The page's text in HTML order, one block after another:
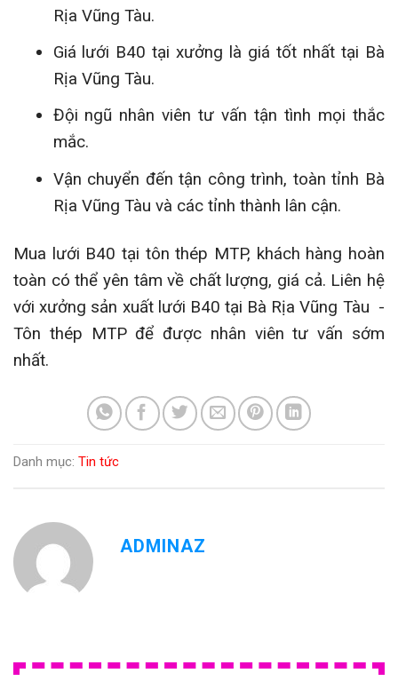
Rịa Vũng Tàu.
Giá lưới B40 tại xưởng là giá tốt nhất tại Bà
Rịa Vũng Tàu.
Đội ngũ nhân viên tư vấn tận tình mọi thắc
mắc.
Vận chuyển đến tận công trình, toàn tỉnh Bà
Rịa Vũng Tàu và các tỉnh thành lân cận.
Mua lưới B40 tại tôn thép MTP, khách hàng hoàn
toàn có thể yên tâm về chất lượng, giá cả. Liên hệ
với xưởng sản xuất lưới B40 tại Bà Rịa Vũng Tàu -
Tôn thép MTP để được nhân viên tư vấn sớm
nhất.
Danh mục: Tin tức
ADMINAZ